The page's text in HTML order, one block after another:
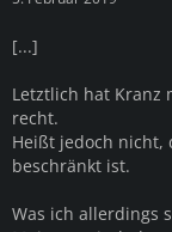
[...]
Letztlich hat Kranz
recht.
Heißt jedoch nicht,
beschränkt ist.
Was ich allerdings